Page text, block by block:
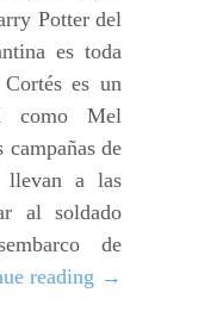
Potter del
es toda
es un
como Mel
de
llevan a las
al soldado
de
reading →